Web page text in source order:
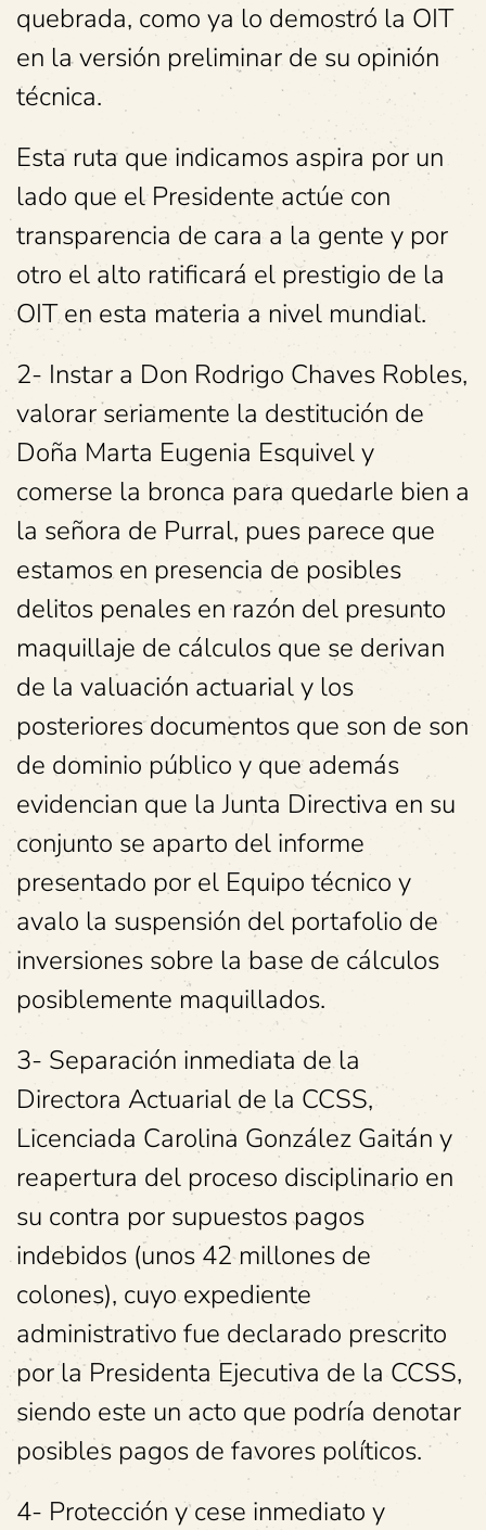
quebrada, como ya lo demostró la OIT
en la versión preliminar de su opinión
técnica.
Esta ruta que indicamos aspira por un
lado que el Presidente actúe con
transparencia de cara a la gente y por
otro el alto ratificará el prestigio de la
OIT en esta materia a nivel mundial.
2- Instar a Don Rodrigo Chaves Robles,
valorar seriamente la destitución de
Doña Marta Eugenia Esquivel y
comerse la bronca para quedarle bien a
la señora de Purral, pues parece que
estamos en presencia de posibles
delitos penales en razón del presunto
maquillaje de cálculos que se derivan
de la valuación actuarial y los
posteriores documentos que son de son
de dominio público y que además
evidencian que la Junta Directiva en su
conjunto se aparto del informe
presentado por el Equipo técnico y
avalo la suspensión del portafolio de
inversiones sobre la base de cálculos
posiblemente maquillados.
3- Separación inmediata de la
Directora Actuarial de la CCSS,
Licenciada Carolina González Gaitán y
reapertura del proceso disciplinario en
su contra por supuestos pagos
indebidos (unos 42 millones de
colones), cuyo expediente
administrativo fue declarado prescrito
por la Presidenta Ejecutiva de la CCSS,
siendo este un acto que podría denotar
posibles pagos de favores políticos.
4- Protección y cese inmediato y